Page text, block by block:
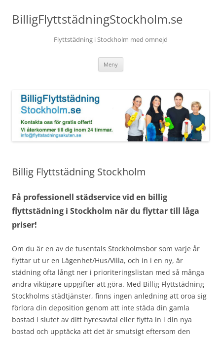
BilligFlyttstädningStockholm.se
Flyttstädning i Stockholm med omnejd
Meny Hoppa
innehåll
Billig Flyttstädning Stockholm
Få professionell städservice vid en billig
flyttstädning i Stockholm när du flyttar till låga
priser!
Om du är en av de tusentals Stockholmsbor som varje år
flyttar ut ur en Lägenhet/Hus/Villa, och in i en ny, är
städning ofta långt ner i prioriteringslistan med så många
andra viktigare uppgifter att göra. Med Billig Flyttstädning
Stockholms städtjänster, finns ingen anledning att oroa sig
förlora din deposition genom att inte städa din gamla
bostad i slutet av ditt hyresavtal eller flytta in i din nya
bostad och upptäcka att det är smutsigt eftersom den